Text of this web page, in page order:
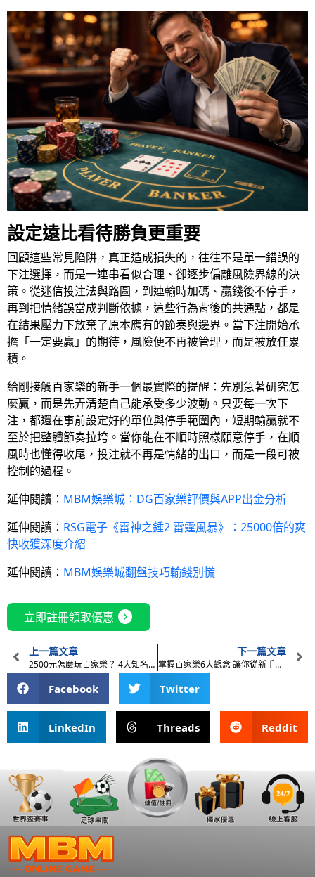
設定遠比看待勝負更重要
回顧這些常見陷阱，真正造成損失的，往往不是單一錯誤的
下注選擇，而是一連串看似合理、卻逐步偏離風險界線的決
策。從迷信投注法與路圖，到連輸時加碼、贏錢後不停手，
再到把情緒誤當成判斷依據，這些行為背後的共通點，都是
在結果壓力下放棄了原本應有的節奏與邊界。當下注開始承
擔「一定要贏」的期待，風險便不再被管理，而是被放任累
積。
給剛接觸百家樂的新手一個最實際的提醒：先別急著研究怎
麼贏，而是先弄清楚自己能承受多少波動。只要每一次下
注，都還在事前設定好的單位與停手範圍內，短期輸贏就不
至於把整體節奏拉垮。當你能在不順時照樣願意停手，在順
風時也懂得收尾，投注就不再是情緒的出口，而是一段可被
控制的過程。
延伸閱讀： MBM娛樂城：DG百家樂評價與APP出金分析
延伸閱讀： RSG電子《雷神之錘2 雷霆風暴》：25000倍的爽
快收獲深度介紹
延伸閱讀： MBM娛樂城翻盤技巧輸錢別慌
立即註冊領取優惠 expand_circle_right
上一篇文章
2500元怎麼玩百家樂？ 4大知名下注法全解析
下一篇文章
掌握百家樂6大觀念 讓你從新手躍升為進階玩家
Facebook Twitter
LinkedIn Threads Reddit